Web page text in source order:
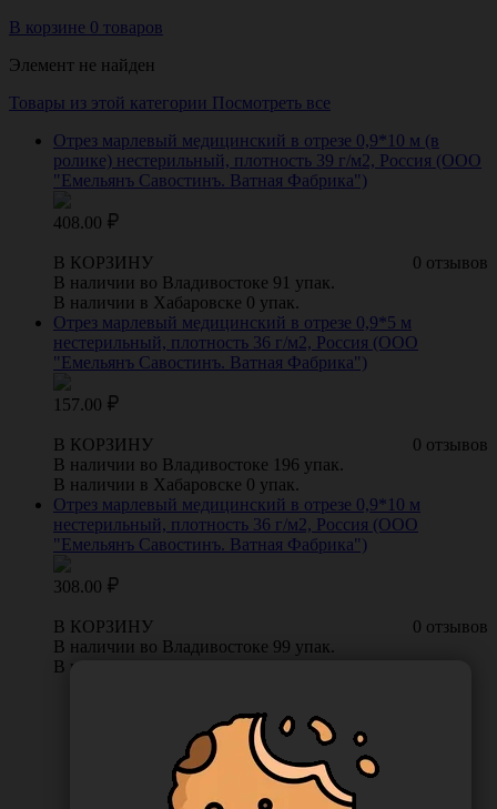
В корзине 0 товаров
Элемент не найден
Товары из этой категории Посмотреть все
Отрез марлевый медицинский в отрезе 0,9*10 м (в
ролике) нестерильный, плотность 39 г/м2, Россия (ООО
"Емельянъ Савостинъ. Ватная Фабрика")
408.00
0 отзывов
В КОРЗИНУ
В наличии во Владивостоке 91 упак.
В наличии в Хабаровске 0 упак.
Отрез марлевый медицинский в отрезе 0,9*5 м
нестерильный, плотность 36 г/м2, Россия (ООО
"Емельянъ Савостинъ. Ватная Фабрика")
157.00
0 отзывов
В КОРЗИНУ
В наличии во Владивостоке 196 упак.
В наличии в Хабаровске 0 упак.
Отрез марлевый медицинский в отрезе 0,9*10 м
нестерильный, плотность 36 г/м2, Россия (ООО
"Емельянъ Савостинъ. Ватная Фабрика")
308.00
0 отзывов
В КОРЗИНУ
В наличии во Владивостоке 99 упак.
В наличии в Хабаровске 7 упак.